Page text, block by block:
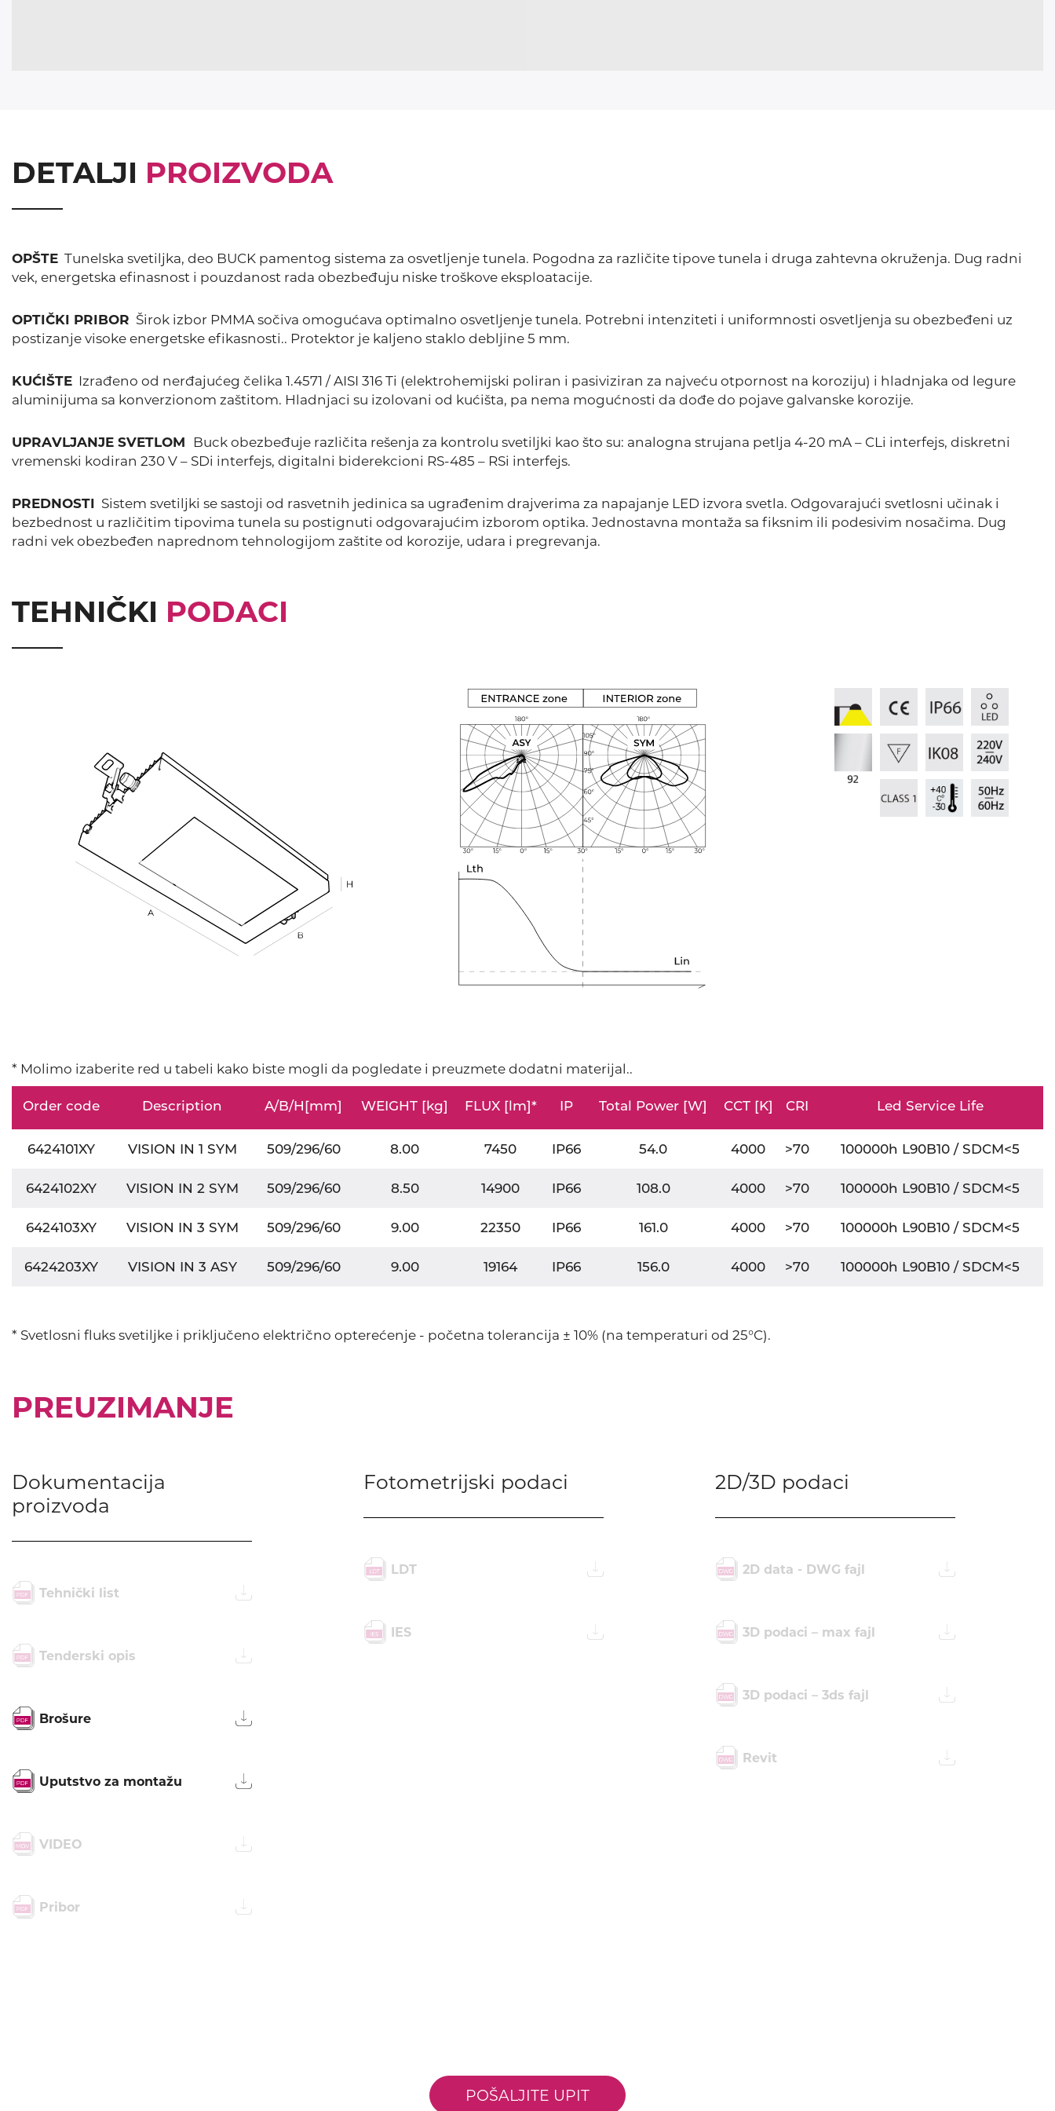
DETALJI PROIZVODA
OPŠTE Tunelska svetiljka, deo BUCK pamentog sistema za osvetljenje tunela. Pogodna za različite tipove tunela i druga zahtevna okruženja. Dug radni
vek, energetska efinasnost i pouzdanost rada obezbeđuju niske troškove eksploatacije.
OPTIČKI PRIBOR Širok izbor PMMA sočiva omogućava optimalno osvetljenje tunela. Potrebni intenziteti i uniformnosti osvetljenja su obezbeđeni uz
postizanje visoke energetske efikasnosti.. Protektor je kaljeno staklo debljine 5 mm.
KUĆIŠTE Izrađeno od nerđajućeg čelika 1.4571 / AISI 316 Ti (elektrohemijski poliran i pasiviziran za najveću otpornost na koroziju) i hladnjaka od legure
aluminijuma sa konverzionom zaštitom. Hladnjaci su izolovani od kućišta, pa nema mogućnosti da dođe do pojave galvanske korozije.
UPRAVLJANJE SVETLOM Buck obezbeđuje različita rešenja za kontrolu svetiljki kao što su: analogna strujana petlja 4-20 mA – CLi interfejs, diskretni
vremenski kodiran 230 V – SDi interfejs, digitalni biderekcioni RS-485 – RSi interfejs.
PREDNOSTI Sistem svetiljki se sastoji od rasvetnih jedinica sa ugrađenim drajverima za napajanje LED izvora svetla. Odgovarajući svetlosni učinak i
bezbednost u različitim tipovima tunela su postignuti odgovarajućim izborom optika. Jednostavna montaža sa fiksnim ili podesivim nosačima. Dug
radni vek obezbeđen naprednom tehnologijom zaštite od korozije, udara i pregrevanja.
TEHNIČKI PODACI
* Molimo izaberite red u tabeli kako biste mogli da pogledate i preuzmete dodatni materijal..
Order code Description A/B/H[mm] WEIGHT [kg] FLUX [lm]* IP Total Power [W] CCT [K] CRI Led Service Life
6424101XY VISION IN 1 SYM 509/296/60 8.00 7450 IP66 54.0 4000 >70 100000h L90B10 / SDCM<5
6424102XY VISION IN 2 SYM 509/296/60 8.50 14900 IP66 108.0 4000 >70 100000h L90B10 / SDCM<5
6424103XY VISION IN 3 SYM 509/296/60 9.00 22350 IP66 161.0 4000 >70 100000h L90B10 / SDCM<5
6424203XY VISION IN 3 ASY 509/296/60 9.00 19164 IP66 156.0 4000 >70 100000h L90B10 / SDCM<5
* Svetlosni fluks svetiljke i priključeno električno opterećenje - početna tolerancija ± 10% (na temperaturi od 25°C).
PREUZIMANJE
Dokumentacija
proizvoda
Tehnički list
Tenderski opis
Brošure
Uputstvo za montažu
VIDEO
Pribor
Fotometrijski podaci
LDT
IES
2D/3D podaci
2D data - DWG fajl
3D podaci – max fajl
3D podaci – 3ds fajl
Revit
POŠALJITE UPIT